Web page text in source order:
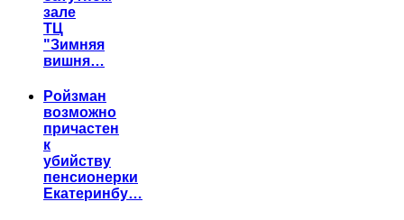
зале
ТЦ
"Зимняя
вишня…
Ройзман
возможно
причастен
к
убийству
пенсионерки
Екатеринбу…